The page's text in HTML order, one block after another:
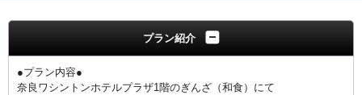
プラン紹介
●プラン内容●
奈良ワシントンホテルプラザ1階のぎんざ（和食）にて